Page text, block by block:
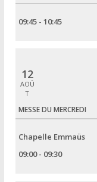
09:45 - 10:45
12
AOÛ
T
MESSE DU MERCREDI
Chapelle Emmaüs
09:00 - 09:30